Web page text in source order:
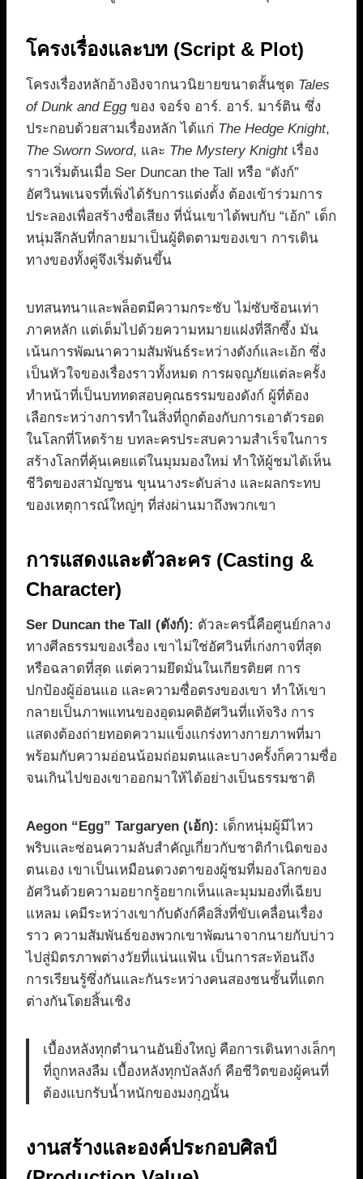
โครงเรื่องและบท (Script & Plot)
โครงเรื่องหลักอ้างอิงจากนวนิยายขนาดสั้นชุด Tales
of Dunk and Eggของ จอร์จ อาร์. อาร์. มาร์ติน ซึ่ง
ประกอบด้วยสามเรื่องหลัก ได้แก่ The Hedge Knight,
The Sworn Sword, และ The Mystery Knightเรื่อง
ราวเริ่มต้นเมื่อ Ser Duncan the Tall หรือ “ดังก์”
อัศวินพเนจรที่เพิ่งได้รับการแต่งตั้ง ต้องเข้าร่วมการ
ประลองเพื่อสร้างชื่อเสียง ที่นั่นเขาได้พบกับ “เอ้ก” เด็ก
หนุ่มลึกลับที่กลายมาเป็นผู้ติดตามของเขา การเดิน
ทางของทั้งคู่จึงเริ่มต้นขึ้น
บทสนทนาและพล็อตมีความกระชับ ไม่ซับซ้อนเท่า
ภาคหลัก แต่เต็มไปด้วยความหมายแฝงที่ลึกซึ้ง มัน
เน้นการพัฒนาความสัมพันธ์ระหว่างดังก์และเอ้ก ซึ่ง
เป็นหัวใจของเรื่องราวทั้งหมด การผจญภัยแต่ละครั้ง
ทำหน้าที่เป็นบททดสอบคุณธรรมของดังก์ ผู้ที่ต้อง
เลือกระหว่างการทำในสิ่งที่ถูกต้องกับการเอาตัวรอด
ในโลกที่โหดร้าย บทละครประสบความสำเร็จในการ
สร้างโลกที่คุ้นเคยแต่ในมุมมองใหม่ ทำให้ผู้ชมได้เห็น
ชีวิตของสามัญชน ขุนนางระดับล่าง และผลกระทบ
ของเหตุการณ์ใหญ่ๆ ที่ส่งผ่านมาถึงพวกเขา
การแสดงและตัวละคร (Casting &
Character)
Ser Duncan the Tall (ดังก์): ตัวละครนี้คือศูนย์กลาง
ทางศีลธรรมของเรื่อง เขาไม่ใช่อัศวินที่เก่งกาจที่สุด
หรือฉลาดที่สุด แต่ความยึดมั่นในเกียรติยศ การ
ปกป้องผู้อ่อนแอ และความซื่อตรงของเขา ทำให้เขา
กลายเป็นภาพแทนของอุดมคติอัศวินที่แท้จริง การ
แสดงต้องถ่ายทอดความแข็งแกร่งทางกายภาพที่มา
พร้อมกับความอ่อนน้อมถ่อมตนและบางครั้งก็ความซื่อ
จนเกินไปของเขาออกมาให้ได้อย่างเป็นธรรมชาติ
Aegon “Egg” Targaryen (เอ้ก): เด็กหนุ่มผู้มีไหว
พริบและซ่อนความลับสำคัญเกี่ยวกับชาติกำเนิดของ
ตนเอง เขาเป็นเหมือนดวงตาของผู้ชมที่มองโลกของ
อัศวินด้วยความอยากรู้อยากเห็นและมุมมองที่เฉียบ
แหลม เคมีระหว่างเขากับดังก์คือสิ่งที่ขับเคลื่อนเรื่อง
ราว ความสัมพันธ์ของพวกเขาพัฒนาจากนายกับบ่าว
ไปสู่มิตรภาพต่างวัยที่แน่นแฟ้น เป็นการสะท้อนถึง
การเรียนรู้ซึ่งกันและกันระหว่างคนสองชนชั้นที่แตก
ต่างกันโดยสิ้นเชิง
เบื้องหลังทุกตำนานอันยิ่งใหญ่ คือการเดินทางเล็กๆ
ที่ถูกหลงลืม เบื้องหลังทุกบัลลังก์ คือชีวิตของผู้คนที่
ต้องแบกรับน้ำหนักของมงกุฎนั้น
งานสร้างและองค์ประกอบศิลป์